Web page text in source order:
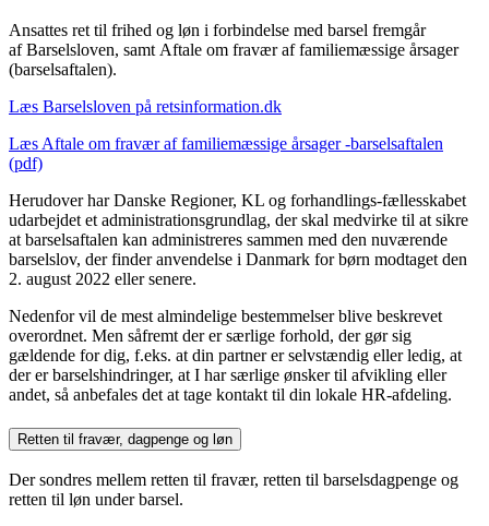
Ansattes ret til frihed og løn i forbindelse med barsel fremgår
af Barselsloven, samt Aftale om fravær af familiemæssige årsager
(barselsaftalen).
Læs Barselsloven på retsinformation.dk
Læs Aftale om fravær af familiemæssige årsager -barselsaftalen
(pdf)
Herudover har Danske Regioner, KL og forhandlings-fællesskabet
udarbejdet et administrationsgrundlag, der skal medvirke til at sikre
at barselsaftalen kan administreres sammen med den nuværende
barselslov, der finder anvendelse i Danmark for børn modtaget den
2. august 2022 eller senere.
Nedenfor vil de mest almindelige bestemmelser blive beskrevet
overordnet. Men såfremt der er særlige forhold, der gør sig
gældende for dig, f.eks. at din partner er selvstændig eller ledig, at
der er barselshindringer, at I har særlige ønsker til afvikling eller
andet, så anbefales det at tage kontakt til din lokale HR-afdeling.
Retten til fravær, dagpenge og løn
Der sondres mellem retten til fravær, retten til barselsdagpenge og
retten til løn under barsel.